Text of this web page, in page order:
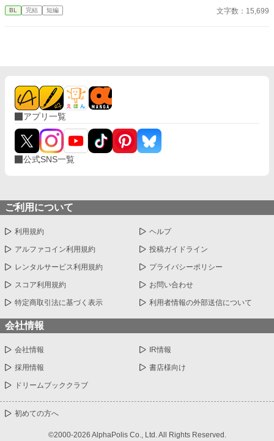
子のことは兄のように慕っており、初恋の人ではあるけれど、契
約終了時期か王子に想い人が現れた時には解消されるものと考え
BL 完結 短編 文字数：15,699
アプリ一覧
公式SNS一覧
ご利用について
利用規約 ヘルプ
アルファコイン利用規約 投稿ガイドライン
レンタルサービス利用規約 プライバシーポリシー
スコア利用規約 お問い合わせ
特定商取引法に基づく表示 利用者情報の外部送信について
会社情報
会社情報 IR情報
採用情報 書店様向け
ドリームブッククラブ
初めての方へ
©2000-2026 AlphaPolis Co., Ltd. All Rights Reserved.